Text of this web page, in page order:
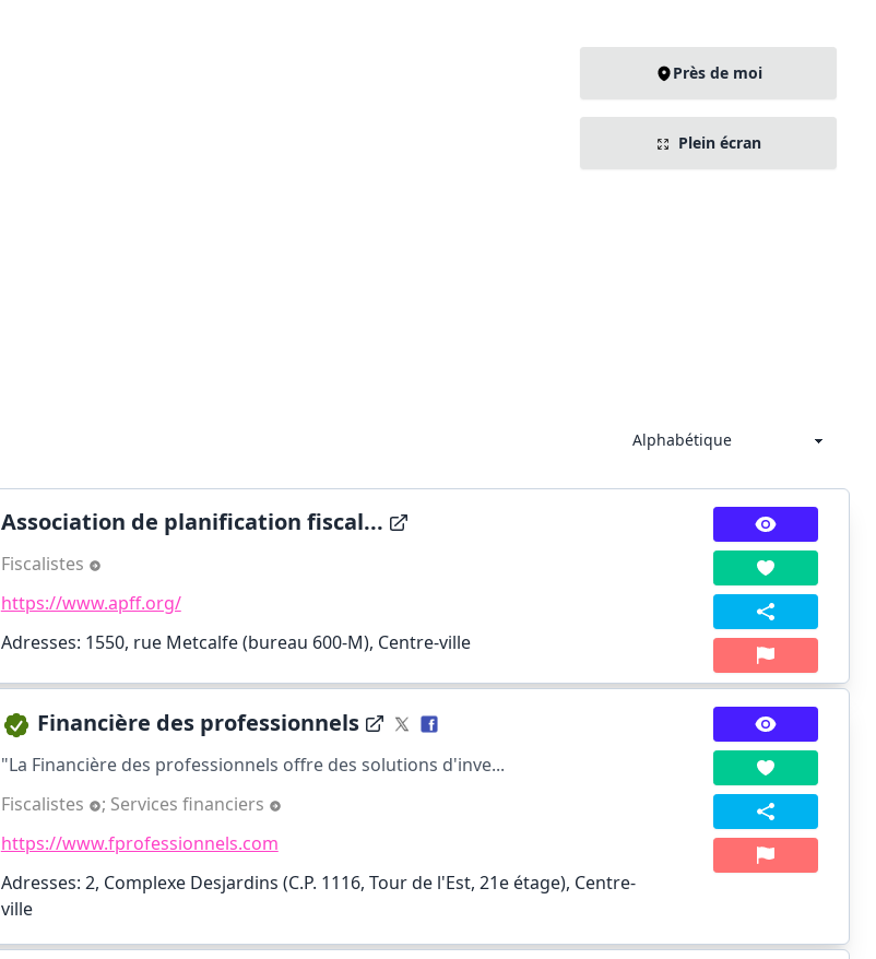
Près de moi
Plein écran
Association de planification fiscal...
Fiscalistes
https://www.apff.org/
Adresses: 1550, rue Metcalfe (bureau 600-M), Centre-ville
Financière des professionnels
"La Financière des professionnels offre des solutions d'inve...
Fiscalistes
; Services financiers
https://www.fprofessionnels.com
Adresses: 2, Complexe Desjardins (C.P. 1116, Tour de l'Est, 21e étage), Centre-
ville